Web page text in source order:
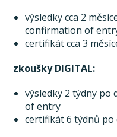
výsledky cca 2
confirmation of
certifikát cca 3
zkoušky DIGITAL:
výsledky 2 týdny po
of entry
certifikát 6 týdnů